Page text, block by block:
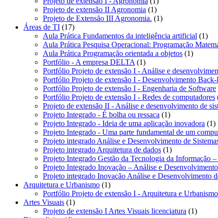
produto
Projeto de extensão II Agronomia 11
produto
Projeto de Extensão III Agronomia. 11
Áreas de TI 1717
produtos
Aula Prática Fundamentos da inteligência artificial 11
Aula Prática Pesquisa Operacional: Programação
Aula Prática Programação orientada a objetos 11
Portfólio - A empresa DELTA 11
produto
Portfólio Projeto de extensão I - Análise e
Portfólio Projeto de extensão I - Desenvolvimento Back-
Portfólio Projeto de extensão I - Engenharia de Software
Portfólio Projeto de extensão I - Redes de computadores
Projeto de extensão II - Análise e desenvolvimento de
Projeto Integrado - É bolha ou ressaca 11
produto
Projeto Integrado - Ideia de uma aplicação inovadora 11
Projeto Integrado - Uma parte fundamental de um
Projeto integrado Análise e Desenvolvimento de
Projeto integrado Arquitetura de dados 11
produto
Projeto Integrado Gestão da Tecnologia da Informação
Projeto Integrado Inovação – Análise e
Projeto integrado Inovação Análise e Desenvolvimento
Arquitetura e Urbanismo 11
produto
Portfólio Projeto de extensão I - Arquitetura e Urbanismo
Artes Visuais 11
produto
Projeto de extensão I Artes Visuais licenciatura 11